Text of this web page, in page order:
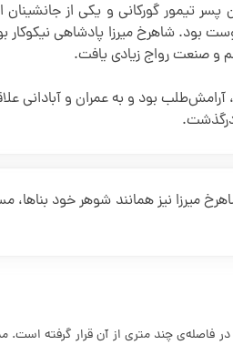
پسر تیمور گورکانی و یکی از
بود. شاهرخ میرزا پادشاهی
و صنعت رواج زیادی یافت.
میرزا نیز همانند شوهر خود